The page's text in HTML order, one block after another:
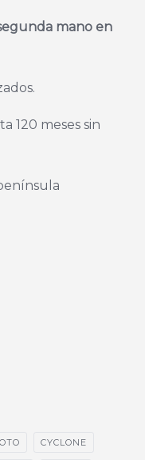
mano en
120 meses sin
CYCLONE